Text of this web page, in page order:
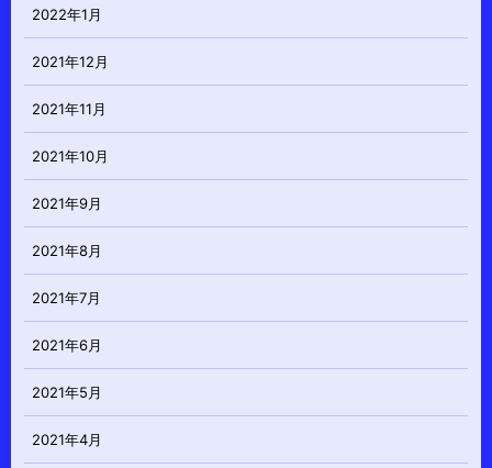
2022年1月
2021年12月
2021年11月
2021年10月
2021年9月
2021年8月
2021年7月
2021年6月
2021年5月
2021年4月